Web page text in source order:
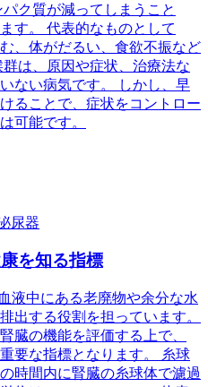
ク質が減ってしまうこと
す。 代表的なものとして
、体がだるい、食欲不振など
は、原因や症状、治療法な
ない病気です。 しかし、早
ることで、症状をコントロー
可能です。
尿器
を知る指標
液中にある老廃物や余分な水
出する役割を担っています。
臓の機能を評価する上で、
要な指標となります。 糸球
時間内に腎臓の糸球体で濾過